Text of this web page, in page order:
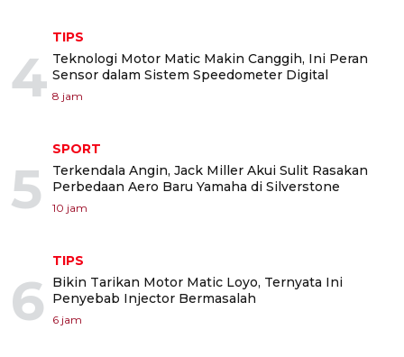
4
TIPS
Teknologi Motor Matic Makin Canggih, Ini Peran
Sensor dalam Sistem Speedometer Digital
8 jam
5
SPORT
Terkendala Angin, Jack Miller Akui Sulit Rasakan
Perbedaan Aero Baru Yamaha di Silverstone
10 jam
6
TIPS
Bikin Tarikan Motor Matic Loyo, Ternyata Ini
Penyebab Injector Bermasalah
6 jam